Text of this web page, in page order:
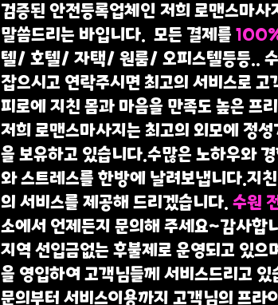
검증된 안전등록업체인 저희 로맨스마
말씀드리는 바입니다. 모든 결제를
텔/ 호텔/ 자택/ 원룸/ 오피스텔등등..
잡으시고 연락주시면 최고의 서비스로
피로에 지친 몸과 마음을 만족도 높은 프
저희 로맨스마사지는 최고의 외모에 정
을 보유하고 있습니다.수많은 노하우와
와 스트레스를 한방에 날려보냅니다.지
의 서비스를 제공해 드리겠습니다. 수원
소에서 언제든지 문의해 주세요~감사합
지역 선입금없는 후불제로 운영되고 있
을 영입하여 고객님들께 서비스드리고
문의부터 서비스이용까지 고객님의 프라